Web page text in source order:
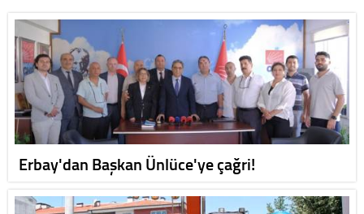
Erbay'dan Başkan Ünlüce'ye çağri!